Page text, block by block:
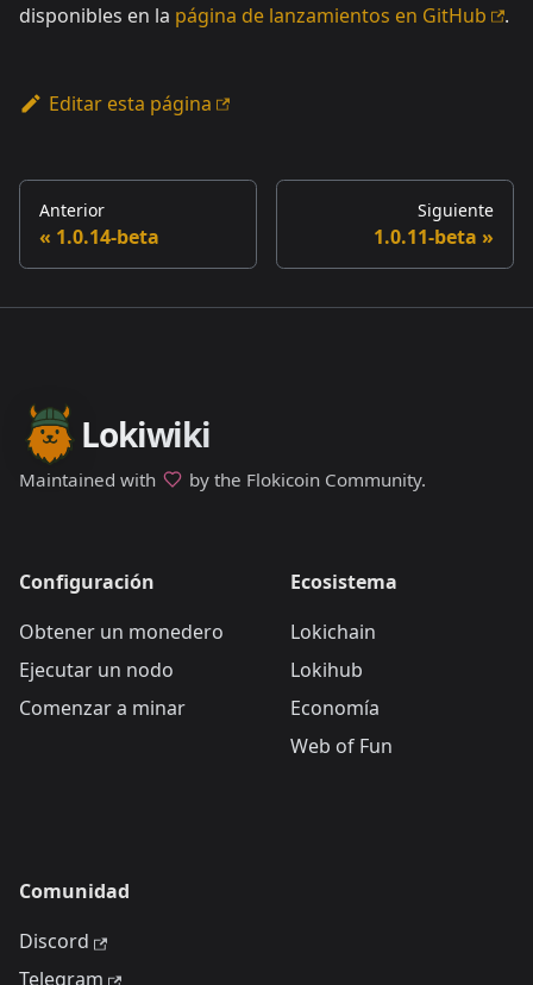
disponibles en la página de lanzamientos en GitHub .
Editar esta página
Anterior
1.0.14-beta
Siguiente
1.0.11-beta
Lokiwiki
Maintained with by the Flokicoin Community.
Configuración
Obtener un monedero
Ejecutar un nodo
Comenzar a minar
Ecosistema
Lokichain
Lokihub
Economía
Web of Fun
Comunidad
Discord
Telegram